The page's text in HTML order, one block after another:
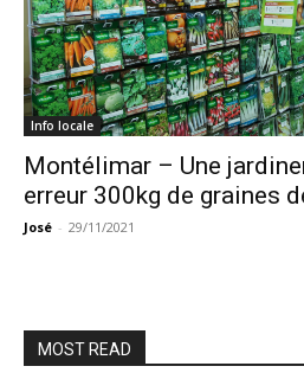
Info locale
Montélimar – Une
erreur 300kg de graines
José - 29/11/2021
MOST READ